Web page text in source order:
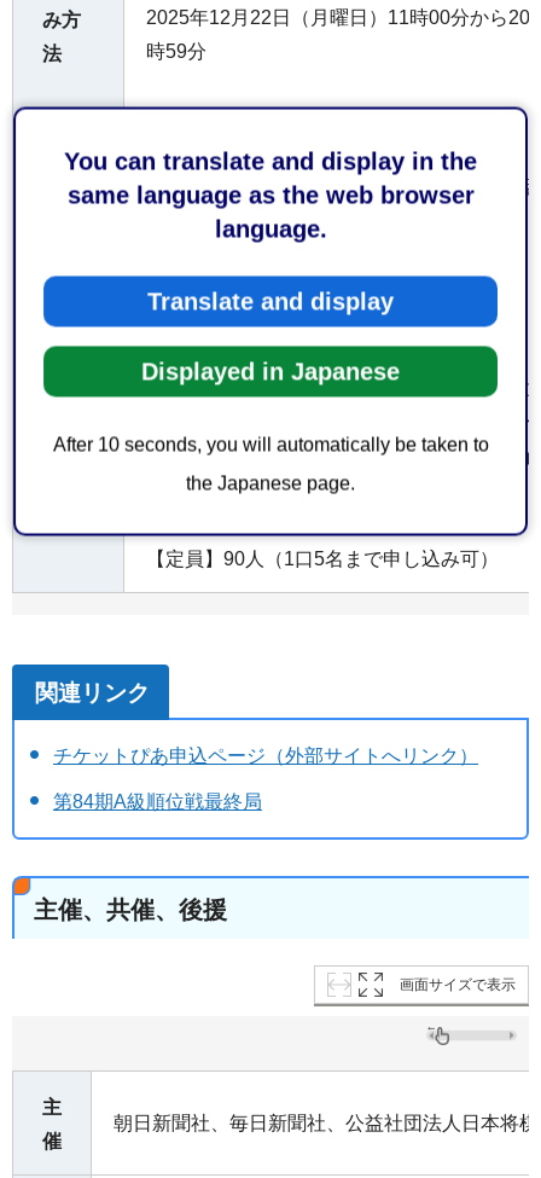
You can translate and display in the
same language as the web browser
language.
Translate and display
Displayed in Japanese
After 10 seconds, you will automatically be taken to
the Japanese page.
み方
法
2025年12月22日（月曜日）11時00分から
時59分
2026年1月27日（火曜日）10時00から
「チケットぴあ」または「セブンイレブン店
Pコード：658-747
・抽選結果は、必ずチケットぴあからの通
さい。（チケットの購入には別途手数料がか
・先行受付は、セブンイレブン店頭マルチコ
ません
【定員】90人（1口5名まで申し込み可）
関連リンク
チケットぴあ申込ページ（外部サイトへリンク）
第84期A級順位戦最終局
主催、共催、後援
画面サイズで表示
主
催
朝日新聞社、毎日新聞社、公益社団法人日本将